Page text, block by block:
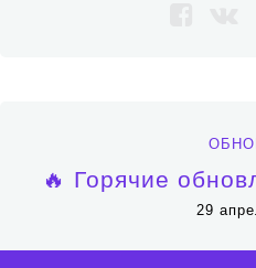
🔥 Горячие
29